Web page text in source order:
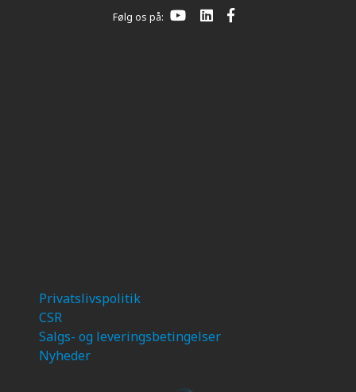
Følg os på:
Privatslivspolitik
CSR
Salgs- og leveringsbetingelser
Nyheder